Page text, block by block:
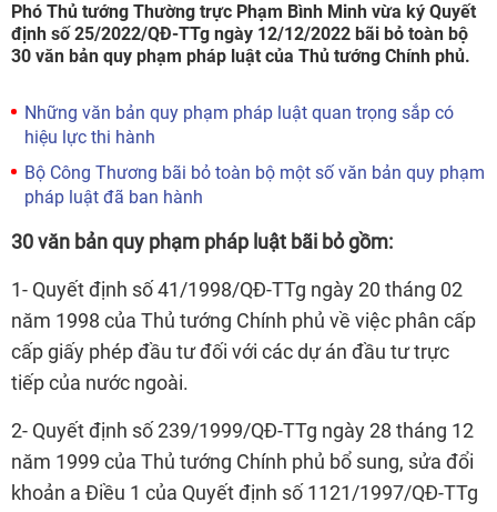
Phó Thủ tướng Thường trực Phạm Bình Minh vừa ký Quyết
định số 25/2022/QĐ-TTg ngày 12/12/2022 bãi bỏ toàn bộ
30 văn bản quy phạm pháp luật của Thủ tướng Chính phủ.
Những văn bản quy phạm pháp luật quan trọng sắp có
hiệu lực thi hành
Bộ Công Thương bãi bỏ toàn bộ một số văn bản quy phạm
pháp luật đã ban hành
30 văn bản quy phạm pháp luật bãi bỏ gồm:
1- Quyết định số 41/1998/QĐ-TTg ngày 20 tháng 02
năm 1998 của Thủ tướng Chính phủ về việc phân cấp
cấp giấy phép đầu tư đối với các dự án đầu tư trực
tiếp của nước ngoài.
2- Quyết định số 239/1999/QĐ-TTg ngày 28 tháng 12
năm 1999 của Thủ tướng Chính phủ bổ sung, sửa đổi
khoản a Điều 1 của Quyết định số 1121/1997/QĐ-TTg